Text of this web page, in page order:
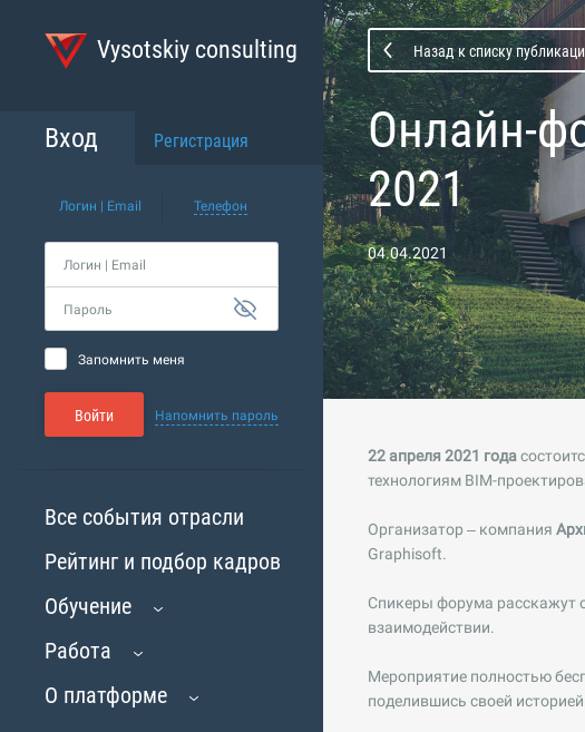
Vysotskiy consulting
Вход Регистрация
Логин | Email Телефон
Логин | Email
Пароль
Запомнить меня
Войти Напомнить пароль
Все события отрасли
Рейтинг и подбор кадров
Обучение
Работа
О платформе
Назад к списку
Онлайн-
2021
04.04.2021
22 апреля 2021 года
технологиям BIM-
Организатор – компания
Graphisoft.
Спикеры форума расскажут
взаимодействии.
Мероприятие полностью
поделившись своей